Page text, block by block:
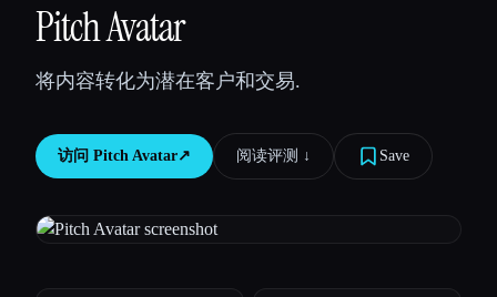
💻
博客
Pitch Avatar
将内容转化为潜在客户和交易.
访问 Pitch Avatar↗︎ 阅读评测 ↓︎ Save